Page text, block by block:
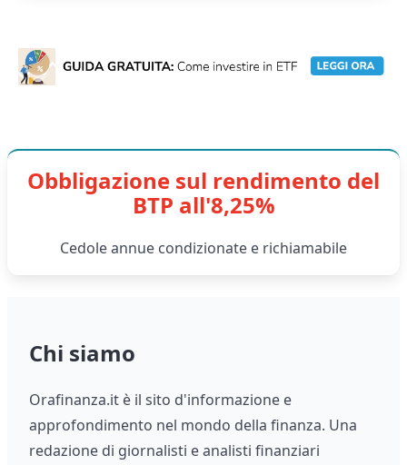
Obbligazione sul rendimento del
BTP all'8,25%
Cedole annue condizionate e richiamabile
Chi siamo
Orafinanza.it è il sito d'informazione e
approfondimento nel mondo della finanza. Una
redazione di giornalisti e analisti finanziari